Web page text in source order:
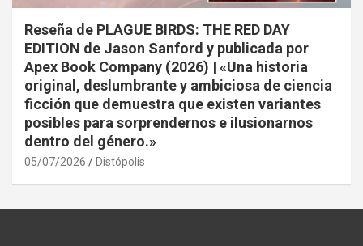
Reseña de PLAGUE BIRDS: THE RED DAY
EDITION de Jason Sanford y publicada por
Apex Book Company (2026) | «Una historia
original, deslumbrante y ambiciosa de ciencia
ficción que demuestra que existen variantes
posibles para sorprendernos e ilusionarnos
dentro del género.»
05/07/2026 Distópolis